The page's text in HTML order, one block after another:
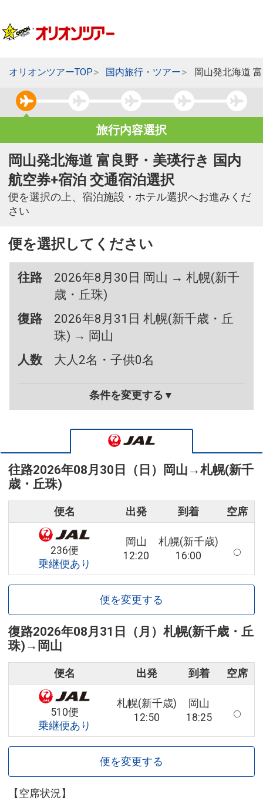
オリオンツアーTOP 国内旅行・ツアー 岡山発北海道
旅行内容選択
岡山発北海道 富良野・美瑛行き 国内
航空券+宿泊 交通宿泊選択
便を選択の上、宿泊施設・ホテル選択へお進みくだ
さい
便を選択してください
往路
2026年8月30日 岡山 → 札幌(新千
歳・丘珠)
復路
2026年8月31日 札幌(新千歳・丘
珠) → 岡山
人数
大人2名・子供0名
条件を変更する▼
往路2026年08月30日（日） 岡山 →札幌(新千
歳・丘珠)
便名 出発 到着 空席
236便
乗継便あり
岡山
12:20
札幌(新千歳)
16:00
便を変更する
復路2026年08月31日（月） 札幌(新千歳・丘
珠) → 岡山
便名 出発 到着 空席
510便
乗継便あり
札幌(新千歳)
12:50
岡山
18:25
便を変更する
【空席状況】